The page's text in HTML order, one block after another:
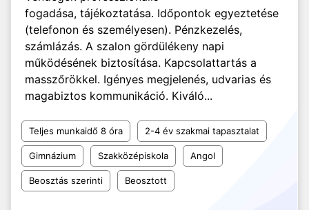
fogadása, tájékoztatása. Időpontok egyeztetése
(telefonon és személyesen). Pénzkezelés,
számlázás. A szalon gördülékeny napi
működésének biztosítása. Kapcsolattartás a
masszőrökkel. Igényes megjelenés, udvarias és
magabiztos kommunikáció. Kiváló...
Teljes munkaidő 8 óra 2-4 év szakmai tapasztalat
Gimnázium Szakközépiskola Angol
Beosztás szerinti Beosztott